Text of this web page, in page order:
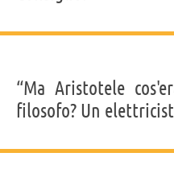
“Ma Aristotele
filosofo? Un